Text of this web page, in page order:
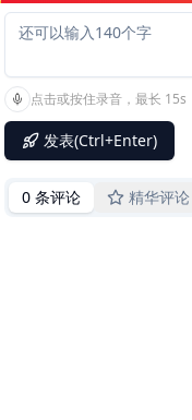
点击或按住录音，最长 15s
发表(Ctrl+Enter)
0 条评论 精华评论